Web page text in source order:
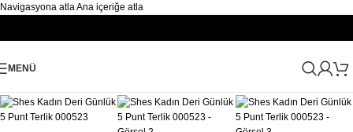
Navigasyona atlaAna içeriğe atla
MENÜ
Ana Sayfa